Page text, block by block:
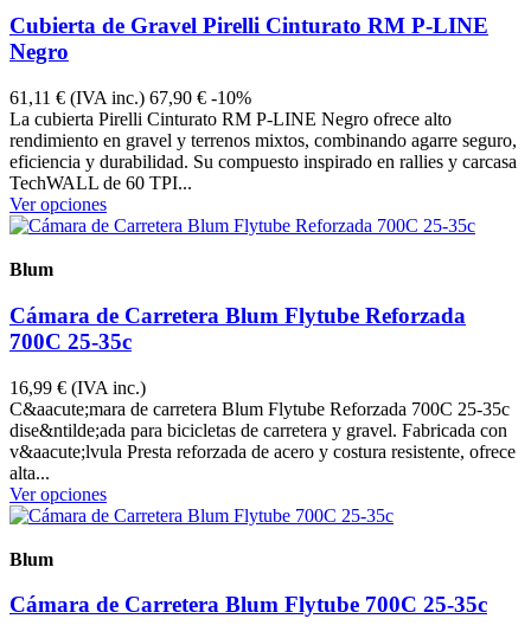
Cubierta de Gravel Pirelli Cinturato RM P-LINE
Negro
61,11 € (IVA inc.) 67,90 € -10%
La cubierta Pirelli Cinturato RM P-LINE Negro ofrece alto
rendimiento en gravel y terrenos mixtos, combinando agarre seguro,
eficiencia y durabilidad. Su compuesto inspirado en rallies y carcasa
TechWALL de 60 TPI...
Ver opciones
Blum
Cámara de Carretera Blum Flytube Reforzada
700C 25-35c
16,99 € (IVA inc.)
C&aacute;mara de carretera Blum Flytube Reforzada 700C 25-35c
dise&ntilde;ada para bicicletas de carretera y gravel. Fabricada con
v&aacute;lvula Presta reforzada de acero y costura resistente, ofrece
alta...
Ver opciones
Blum
Cámara de Carretera Blum Flytube 700C 25-35c